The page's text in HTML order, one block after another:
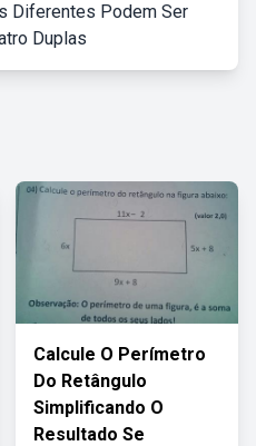
Diferentes Podem Ser
Duplas
Calcule O Perímetro
Do Retângulo
Simplificando O
Resultado Se